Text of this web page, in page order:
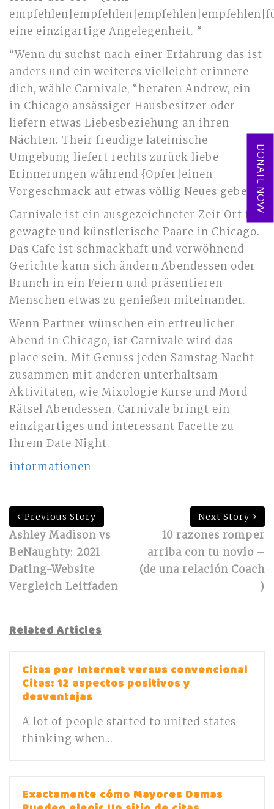
eine einzigartige Angelegenheit. “
“Wenn du suchst nach einer Erfahrung das ist
anders und ein weiteres vielleicht erinnere
dich, wähle Carnivale, “beraten Andrew, ein
in Chicago ansässiger Hausbesitzer oder
liefern etwas Liebesbeziehung an ihren
Nächten. Their freudige lateinische
Umgebung liefert rechts zurück liebe
Erinnerungen während {Opfer|einen
Vorgeschmack auf etwas völlig Neues geben.
Carnivale ist ein ausgezeichneter Zeit Ort für
gewagte und künstlerische Paare in Chicago.
Das Cafe ist schmackhaft und verwöhnend
Gerichte kann sich ändern Abendessen oder
Brunch in ein Feiern und präsentieren
Menschen etwas zu genießen miteinander.
Wenn Partner wünschen ein erfreulicher
Abend in Chicago, ist Carnivale wird das
place sein. Mit Genuss jeden Samstag Nacht
zusammen mit anderen unterhaltsam
Aktivitäten, wie Mixologie Kurse und Mord
Rätsel Abendessen, Carnivale bringt ein
einzigartiges und interessant Facette zu
Ihrem Date Night.
informationen
Previous Story
Ashley Madison vs
BeNaughty: 2021
Dating-Website
Vergleich Leitfaden
Next Story
10 razones romper
arriba con tu novio –
(de una relación Coach
)
Related Articles
Citas por Internet versus convencional
Citas: 12 aspectos positivos y
desventajas
A lot of people started to united states
thinking when...
Exactamente cómo Mayores Damas
DONATE NOW